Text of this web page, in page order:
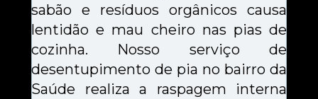
sabão e resíduos orgânicos causa
lentidão e mau cheiro nas pias de
cozinha. Nosso serviço de
desentupimento de pia no bairro da
Saúde realiza a raspagem interna